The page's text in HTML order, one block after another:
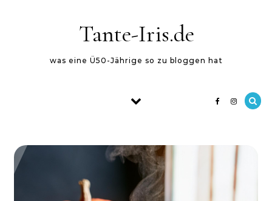
Tante-Iris.de
was eine Ü50-Jährige so zu bloggen hat